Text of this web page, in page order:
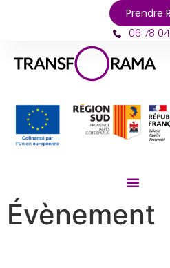
Prendre
06 78
Évènement